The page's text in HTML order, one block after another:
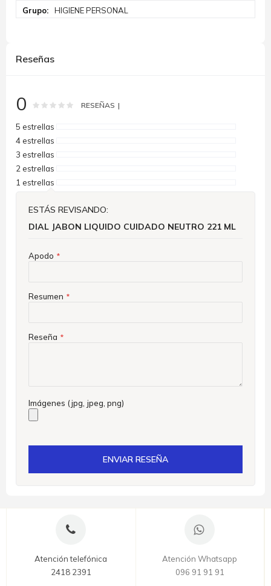
HIGIENE PERSONAL
Reseñas
0 Rating: % of100
RESEÑAS
5 estrellas
4 estrellas
3 estrellas
2 estrellas
1 estrellas
ESTÁS REVISANDO:
DIAL JABON LIQUIDO CUIDADO NEUTRO 221 ML
Apodo
Resumen
Reseña
Imágenes (jpg, jpeg, png)
ENVIAR RESEÑA
Atención telefónica
2418 2391
Atención Whatsapp
096 91 91 91